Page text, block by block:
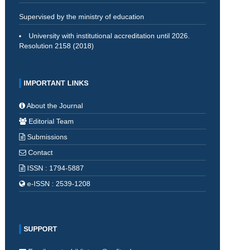
Supervised by the ministry of education
University with institutional accreditation until 2026.
Resolution 2158 (2018)
IMPORTANT LINKS
About the Journal
Editorial Team
Submissions
Contact
ISSN : 1794-5887
e-ISSN : 2539-1208
SUPPORT